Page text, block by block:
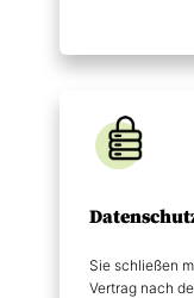
Sie schließen
Vertrag nach